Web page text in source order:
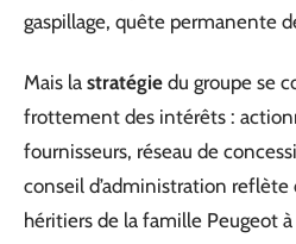
gaspillage, quête permanente
Mais la stratégie du groupe se
frottement des intérêts :
fournisseurs, réseau de
conseil d’administration
héritiers de la famille Peugeot